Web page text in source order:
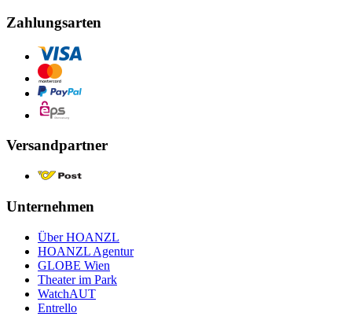
Zahlungsarten
Versandpartner
Unternehmen
Über HOANZL
HOANZL Agentur
GLOBE Wien
Theater im Park
WatchAUT
Entrello